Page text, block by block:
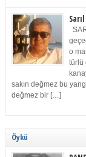
o
türlü
sakın değmez bu
değmez bir […]
Öykü